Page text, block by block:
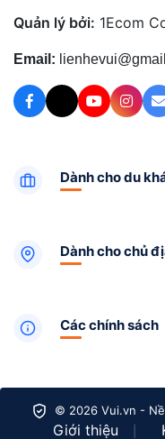
Quản lý bởi: 1Ecom
Email:
Dành cho du
Dành cho chủ
Các chính sách
© 2026 Vui.vn -
Giới thiệu